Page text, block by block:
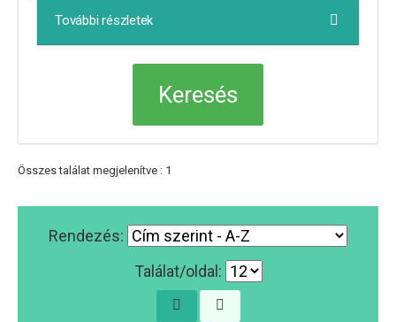
További részletek
Összes találat megjelenítve : 1
Rendezés:
Találat/oldal: